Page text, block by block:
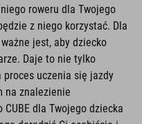
roweru dla Twojego
z niego korzystać. Dla
jest, aby dziecko
Daje to nie tylko
proces uczenia się jazdy
na znalezienie
dla Twojego dziecka